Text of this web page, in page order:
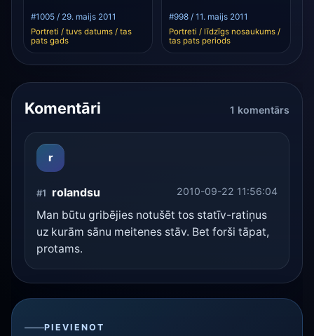
#1005 / 29. maijs 2011
Portreti / tuvs datums / tas
pats gads
#998 / 11. maijs 2011
Portreti / līdzīgs nosaukums /
tas pats periods
Komentāri 1 komentārs
r
#1 rolandsu 2010-09-22 11:56:04
Man būtu gribējies notušēt tos statīv-ratiņus
uz kurām sānu meitenes stāv. Bet forši tāpat,
protams.
PIEVIENOT